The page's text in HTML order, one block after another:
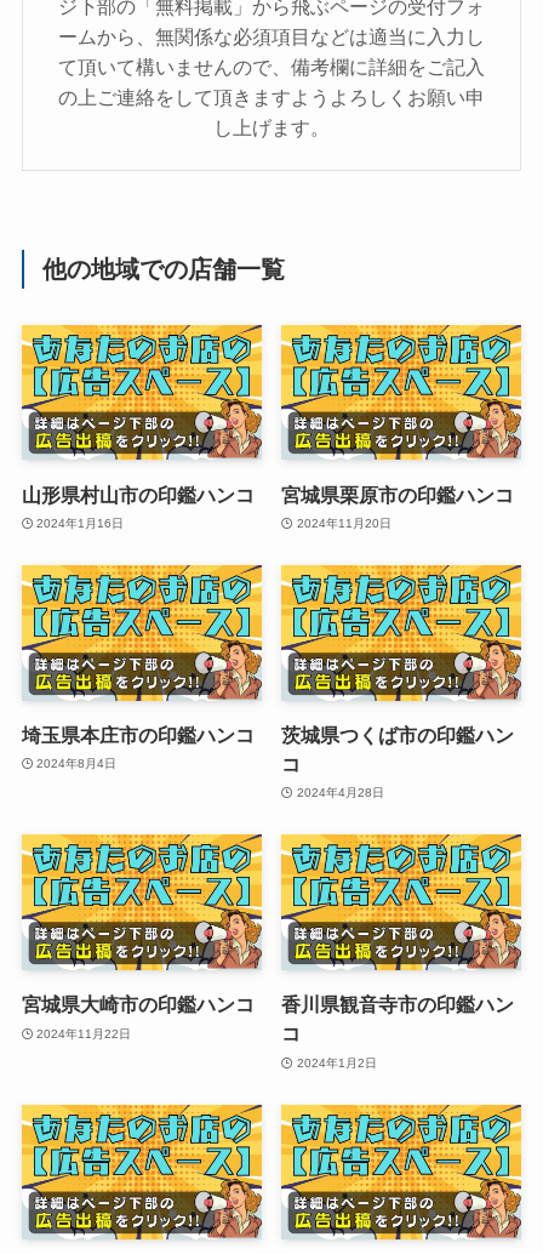
ジ下部の「無料掲載」から飛ぶページの受付フォ
ームから、無関係な必須項目などは適当に入力し
て頂いて構いませんので、備考欄に詳細をご記入
の上ご連絡をして頂きますようよろしくお願い申
し上げます。
他の地域での店舗一覧
山形県村山市の印鑑ハンコ
2024年1月16日
宮城県栗原市の印鑑ハンコ
2024年11月20日
埼玉県本庄市の印鑑ハンコ
2024年8月4日
茨城県つくば市の印鑑ハン
コ
2024年4月28日
宮城県大崎市の印鑑ハンコ
2024年11月22日
香川県観音寺市の印鑑ハン
コ
2024年1月2日